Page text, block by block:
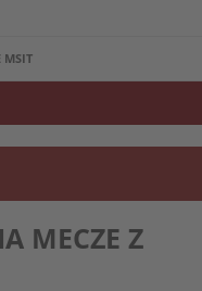
MSIT
U-20
MECZE Z